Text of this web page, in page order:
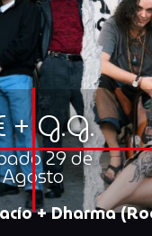
+ G.G.
29 de
Agosto
+ Dharma